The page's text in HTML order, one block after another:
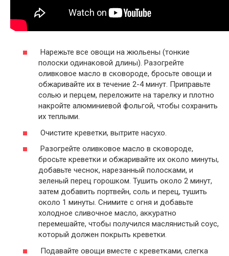
Нарежьте все овощи на жюльены (тонкие
полоски одинаковой длины). Разогрейте
оливковое масло в сковороде, бросьте овощи и
обжаривайте их в течение 2-4 минут. Приправьте
солью и перцем, переложите на тарелку и плотно
накройте алюминиевой фольгой, чтобы сохранить
их теплыми.
Очистите креветки, вытрите насухо.
Разогрейте оливковое масло в сковороде,
бросьте креветки и обжаривайте их около минуты,
добавьте чеснок, нарезанный полосками, и
зеленый перец горошком. Тушить около 2 минут,
затем добавить портвейн, соль и перец, тушить
около 1 минуты. Снимите с огня и добавьте
холодное сливочное масло, аккуратно
перемешайте, чтобы получился маслянистый соус,
который должен покрыть креветки.
Подавайте овощи вместе с креветками, слегка